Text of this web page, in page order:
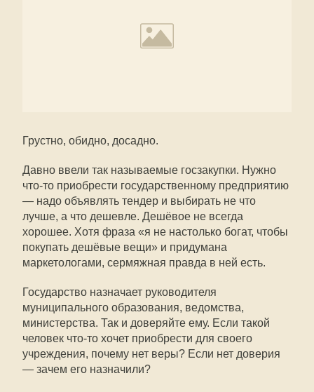
Грустно, обидно, досадно.
Давно ввели так называемые госзакупки. Нужно
что-то приобрести государственному предприятию
— надо объявлять тендер и выбирать не что
лучше, а что дешевле. Дешёвое не всегда
хорошее. Хотя фраза «я не настолько богат, чтобы
покупать дешёвые вещи» и придумана
маркетологами, сермяжная правда в ней есть.
Государство назначает руководителя
муниципального образования, ведомства,
министерства. Так и доверяйте ему. Если такой
человек что-то хочет приобрести для своего
учреждения, почему нет веры? Если нет доверия
— зачем его назначили?